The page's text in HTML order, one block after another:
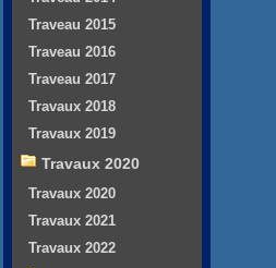
Traveau 2015
Traveau 2016
Traveau 2017
Travaux 2018
Travaux 2019
Travaux 2020
Travaux 2020
Travaux 2021
Travaux 2022